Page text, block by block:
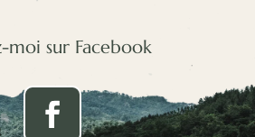
moi sur Facebook